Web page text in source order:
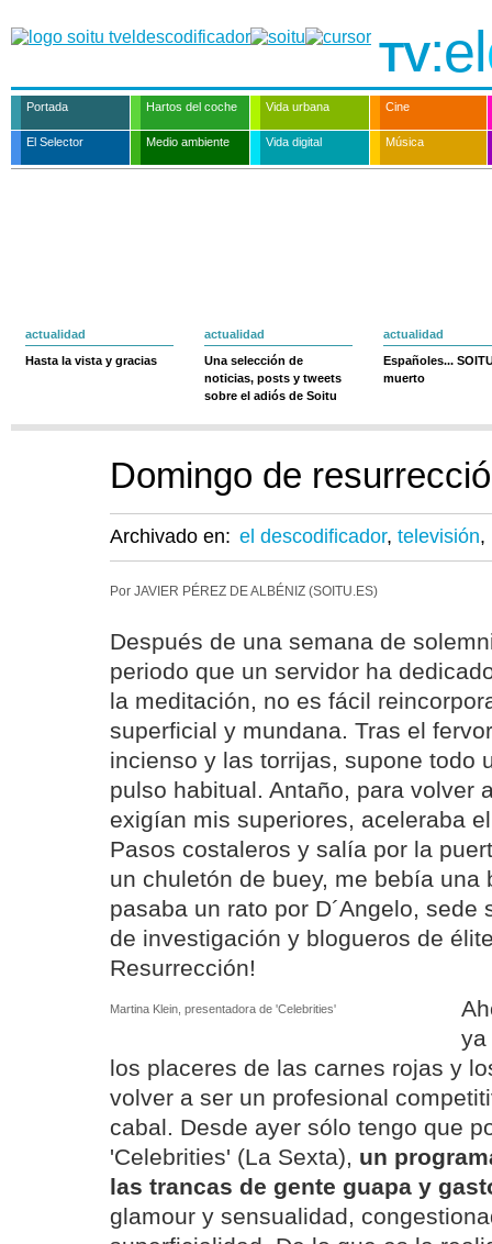
TV:el
Portada Hartos del coche Vida urbana Cine
El Selector Medio ambiente Vida digital Música
actualidad
Hasta la vista y gracias
actualidad
Una selección de
noticias, posts y tweets
sobre el adiós de Soitu
actualidad
Españoles...
muerto
Domingo de
Archivado en: el descodificador, televisión,
Por JAVIER PÉREZ DE ALBÉNIZ (SOITU.ES)
Después de una semana de
periodo que un servidor ha
la meditación, no es fácil
superficial y mundana. Tras el
incienso y las torrijas, supone todo
pulso habitual. Antaño, para volver
exigían mis superiores, aceleraba
Pasos costaleros y salía por la
un chuletón de buey, me bebía una
pasaba un rato por D´Angelo, sede
de investigación y blogueros de
Resurrección!
Martina Klein, presentadora de 'Celebrities'
ya
los placeres de las carnes rojas y
volver a ser un profesional
cabal. Desde ayer sólo tengo que
'Celebrities' (La Sexta), un
las trancas de gente guapa y
glamour y sensualidad,